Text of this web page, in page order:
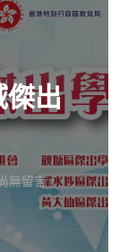
傑出
無留言